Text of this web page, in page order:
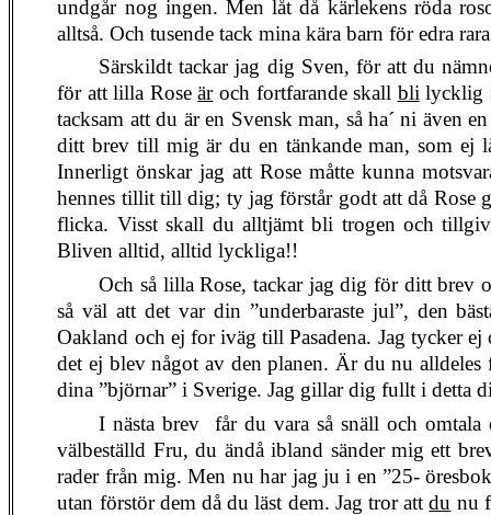
undgår nog ingen. Men låt då kärlekens röda
alltså. Och tusende tack mina kära barn för edra
Särskildt tackar jag dig Sven, för att du
för att lilla Roseäroch fortfarande skall blilycklig
tacksam att du är en Svensk man, så ha´ ni även
ditt brev till mig är du en tänkande man, som ej
Innerligt önskar jag att Rose måtte kunna
hennes tillit till dig; ty jag förstår godt att då Rose
flicka. Visst skall du alltjämt bli trogen och
Bliven alltid, alltid lyckliga!!
Och så lilla Rose, tackar jag dig för ditt brev
så väl att det var din ”underbaraste jul”, den
Oakland och ej for iväg till Pasadena. Jag tycker
det ej blev något av den planen. Är du nu
dina ”björnar” i Sverige. Jag gillar dig fullt i detta
I nästa brev
får du vara så snäll och
välbeställd Fru, du ändå ibland sänder mig ett
rader från mig. Men nu har jag ju i en ”25-
utan förstör dem då du läst dem. Jag tror attdu nu